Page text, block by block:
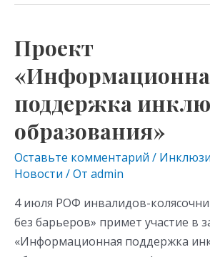
n
kl
as
s
ni
ki
e
m
er at
p
p
Проект
поддержка
образования»
Оставьте комментарий /
Новости / От admin
4 июля РОФ инвалидов-
без барьеров» примет участие в
«Информационная поддержка
Проект
«Информационная
поддержка
инклюзивного
образования»